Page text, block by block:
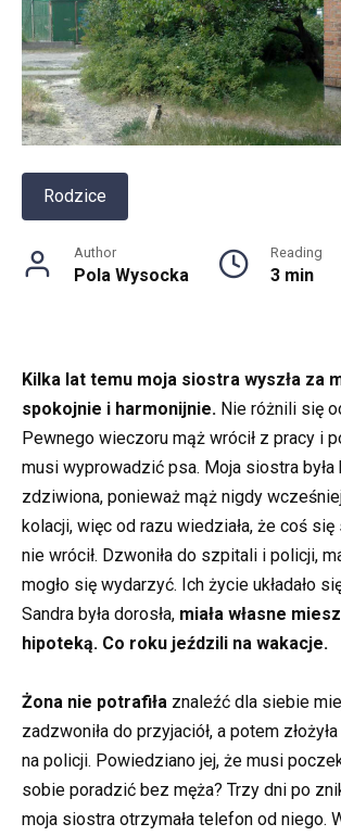
Rodzice
Author
Pola Wysocka
Reading
3 min
Kilka lat temu moja siostra wyszła za
spokojnie i harmonijnie. Nie różnili się
Pewnego wieczoru mąż wrócił z pracy i
musi wyprowadzić psa. Moja siostra była
zdziwiona, ponieważ mąż nigdy
kolacji, więc od razu wiedziała, że coś się
nie wrócił. Dzwoniła do szpitali i policji,
mogło się wydarzyć. Ich życie układało
Sandra była dorosła, miała własne
hipoteką. Co roku jeździli na wakacje.
Żona nie potrafiła znaleźć dla siebie
zadzwoniła do przyjaciół, a potem
na policji. Powiedziano jej, że musi
sobie poradzić bez męża? Trzy dni po
moja siostra otrzymała telefon od niego.